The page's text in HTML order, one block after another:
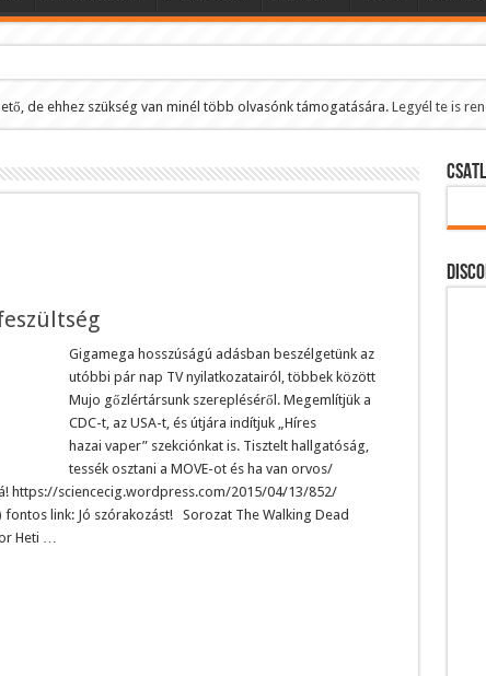
de ehhez szükség van minél több olvasónk támogatására. Legyél te is
Gigamega hosszúságú adásban beszélgetünk az
utóbbi pár nap TV nyilatkozatairól, többek között
Mujo gőzlértársunk szerepléséről. Megemlítjük a
CDC-t, az USA-t, és útjára indítjuk „Híres
hazai vaper” szekciónkat is. Tisztelt hallgatóság,
tessék osztani a MOVE-ot és ha van orvos/
https://sciencecig.wordpress.com/2015/04/13/852/
link: Jó szórakozást! Sorozat The Walking Dead
Heti …